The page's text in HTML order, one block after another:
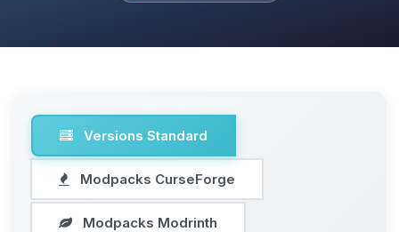
Versions Standard
Modpacks CurseForge
Modpacks Modrinth